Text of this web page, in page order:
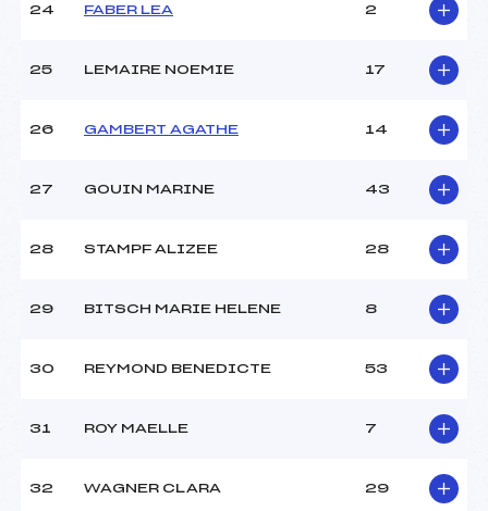
24 FABER LEA 2
25 LEMAIRE NOEMIE 17
26 GAMBERT AGATHE 14
27 GOUIN MARINE 43
28 STAMPF ALIZEE 28
29 BITSCH MARIE HELENE 8
30 REYMOND BENEDICTE 53
31 ROY MAELLE 7
32 WAGNER CLARA 29